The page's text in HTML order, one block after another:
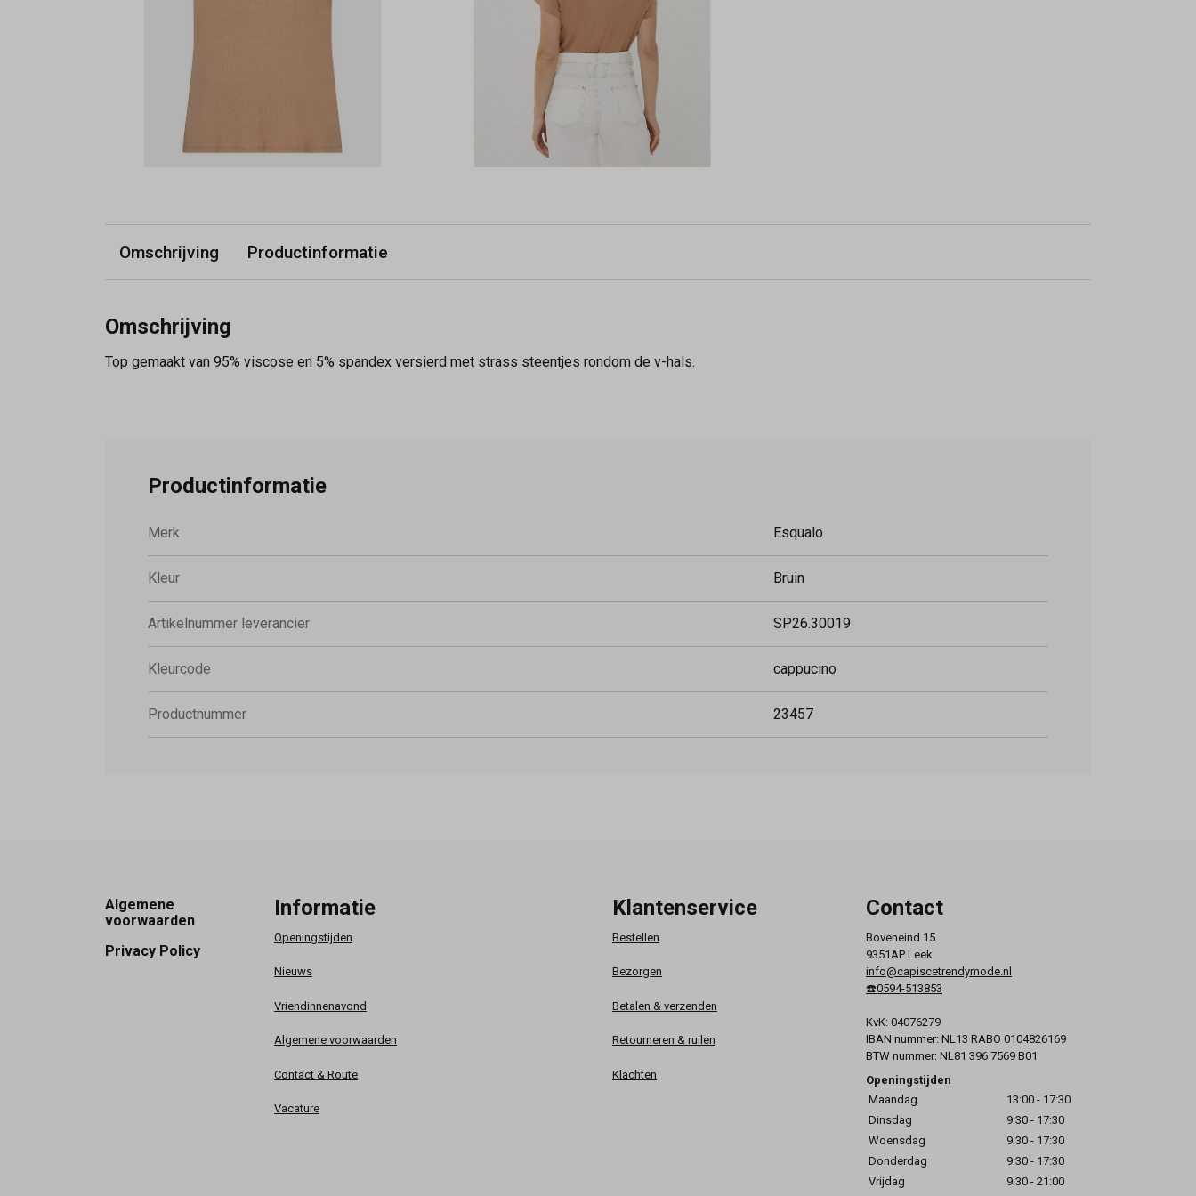
Omschrijving Productinformatie
Omschrijving
Top gemaakt van 95% viscose en 5% spandex versierd met strass steentjes rondom de v-hals.
Productinformatie
Merk Esqualo
Kleur Bruin
Artikelnummer leverancier SP26.30019
Kleurcode cappucino
Productnummer 23457
Footer
Algemene
voorwaarden
Privacy Policy
Informatie
Openingstijden
Nieuws
Vriendinnenavond
Algemene voorwaarden
Contact & Route
Vacature
Klantenservice
Bestellen
Bezorgen
Betalen & verzenden
Retourneren & ruilen
Klachten
Contact
Boveneind 15
9351AP Leek
info@capiscetrendymode.nl
☎️0594-513853
KvK: 04076279
IBAN nummer: NL13 RABO 0104826169
BTW nummer: NL81 396 7569 B01
Openingstijden
Maandag
13:00 - 17:30
Dinsdag
9:30 - 17:30
Woensdag
9:30 - 17:30
Donderdag
9:30 - 17:30
Vrijdag
9:30 - 21:00